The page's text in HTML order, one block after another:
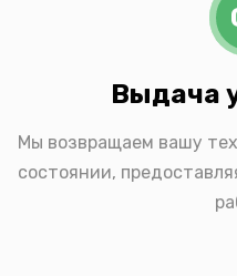
Выдача
Мы возвращаем вашу
состоянии,